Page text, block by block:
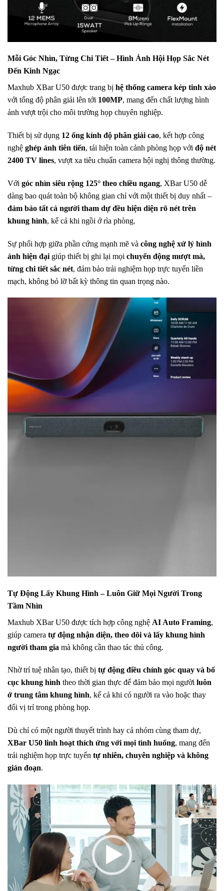
Mỗi Góc Nhìn, Từng Chi Tiết – Hình Ảnh Hội Họp Sắc Nét
Đến Kinh Ngạc
Maxhub XBar U50 được trang bị hệ thống camera kép tinh xảo
với tổng độ phân giải lên tới 100MP, mang đến chất lượng hình
ảnh vượt trội cho môi trường họp chuyên nghiệp.
Thiết bị sử dụng 12 ống kính độ phân giải cao, kết hợp công
nghệ ghép ảnh tiên tiến, tái hiện toàn cảnh phòng họp với độ nét
2400 TV lines, vượt xa tiêu chuẩn camera hội nghị thông thường.
Với góc nhìn siêu rộng 125° theo chiều ngang, XBar U50 dễ
dàng bao quát toàn bộ không gian chỉ với một thiết bị duy nhất –
đảm bảo tất cả người tham dự đều hiện diện rõ nét trên
khung hình, kể cả khi ngồi ở rìa phòng.
Sự phối hợp giữa phần cứng mạnh mẽ và công nghệ xử lý hình
ảnh hiện đại giúp thiết bị ghi lại mọi chuyển động mượt mà,
từng chi tiết sắc nét, đảm bảo trải nghiệm họp trực tuyến liền
mạch, không bỏ lỡ bất kỳ thông tin quan trọng nào.
Tự Động Lấy Khung Hình – Luôn Giữ Mọi Người Trong
Tầm Nhìn
Maxhub XBar U50 được tích hợp công nghệ AI Auto Framing,
giúp camera tự động nhận diện, theo dõi và lấy khung hình
người tham gia mà không cần thao tác thủ công.
Nhờ trí tuệ nhân tạo, thiết bị tự động điều chỉnh góc quay và bố
cục khung hình theo thời gian thực để đảm bảo mọi người luôn
ở trung tâm khung hình, kể cả khi có người ra vào hoặc thay
đổi vị trí trong phòng họp.
Dù chỉ có một người thuyết trình hay cả nhóm cùng tham dự,
XBar U50 linh hoạt thích ứng với mọi tình huống, mang đến
trải nghiệm họp trực tuyến tự nhiên, chuyên nghiệp và không
gián đoạn.
Trình
chơi
Video